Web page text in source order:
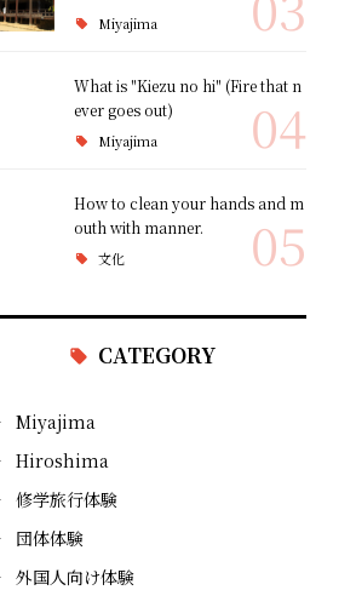
Miyajima
What is "Kiezu no hi" (Fire that n
ever goes out)
Miyajima 04
How to clean your hands and m
outh with manner.
文化 05
CATEGORY
Miyajima
Hiroshima
修学旅行体験
団体体験
外国人向け体験